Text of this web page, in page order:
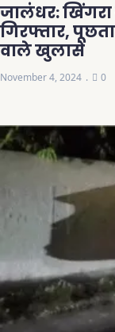
जालंधर:
गिरफ्तार,
वाले खुलासे
November 4, 2024 0